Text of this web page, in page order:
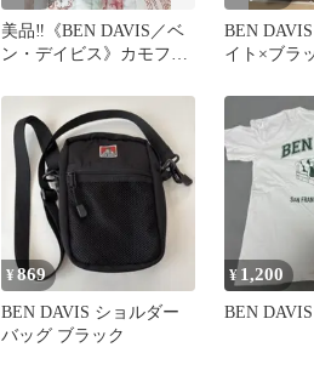
美品‼️《BEN DAVIS／ベ
ン・デイビス》カモフラ
BEN
イト×ブラ
¥869
BEN DAVIS ショルダー
バッグ ブラック
¥ 1,200
BEN